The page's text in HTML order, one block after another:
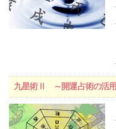
九星術Ⅱ ～開運占術の活用